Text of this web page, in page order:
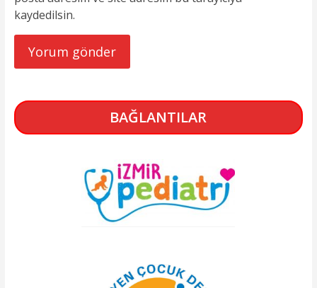
kaydedilsin.
BAĞLANTILAR